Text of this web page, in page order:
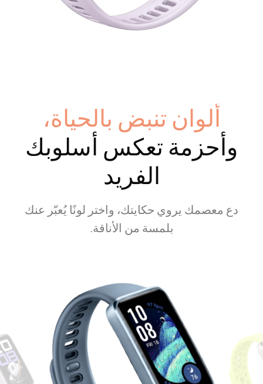
ألوان تنبض بالحياة،
وأحزمة تعكس أسلوبك
الفريد
دع معصمك يروي حكايتك، واختر لونًا يُعبّر عنك
بلمسة من الأناقة.